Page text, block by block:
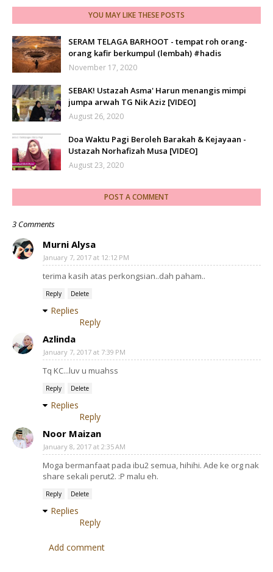
YOU MAY LIKE THESE POSTS
SERAM TELAGA BARHOOT - tempat roh orang-
orang kafir berkumpul (lembah) #hadis
November 17, 2020
SEBAK! Ustazah Asma' Harun menangis mimpi
jumpa arwah TG Nik Aziz [VIDEO]
August 26, 2020
Doa Waktu Pagi Beroleh Barakah & Kejayaan -
Ustazah Norhafizah Musa [VIDEO]
August 23, 2020
POST A COMMENT
3 Comments
Murni Alysa
January 7, 2017 at 12:12 PM
terima kasih atas perkongsian..dah paham..
Reply Delete
Replies
Reply
Azlinda
January 7, 2017 at 7:39 PM
Tq KC...luv u muahss
Reply Delete
Replies
Reply
Noor Maizan
January 8, 2017 at 2:35 AM
Moga bermanfaat pada ibu2 semua, hihihi. Ade ke org nak
share sekali perut2. :P malu eh.
Reply Delete
Replies
Reply
Add comment